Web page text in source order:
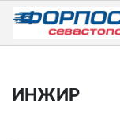
Skip
content
ИНЖИР